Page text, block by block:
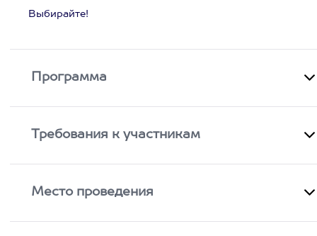
Выбирайте!
Программа
Требования к участникам
Место проведения